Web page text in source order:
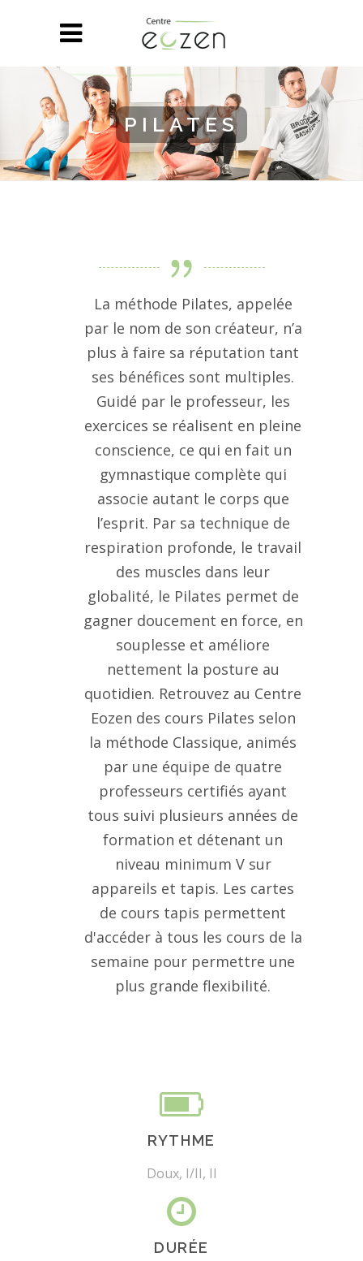
PILATES
La méthode Pilates, appelée
par le nom de son créateur, n’a
plus à faire sa réputation tant
ses bénéfices sont multiples.
Guidé par le professeur, les
exercices se réalisent en pleine
conscience, ce qui en fait un
gymnastique complète qui
associe autant le corps que
l’esprit. Par sa technique de
respiration profonde, le travail
des muscles dans leur
globalité, le Pilates permet de
gagner doucement en force, en
souplesse et améliore
nettement la posture au
quotidien. Retrouvez au Centre
Eozen des cours Pilates selon
la méthode Classique, animés
par une équipe de quatre
professeurs certifiés ayant
tous suivi plusieurs années de
formation et détenant un
niveau minimum V sur
appareils et tapis. Les cartes
de cours tapis permettent
d'accéder à tous les cours de la
semaine pour permettre une
plus grande flexibilité.
RYTHME
Doux, I/II, II
DURÉE